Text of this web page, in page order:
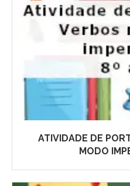
ATIVIDADE DE
MODO